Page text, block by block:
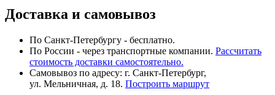
Доставка и самовывоз
По Санкт-Петербургу - бесплатно.
По России - через транспортные компании. Рассчитать
стоимость доставки самостоятельно.
Самовывоз по адресу: г. Санкт-Петербург,
ул. Мельничная, д. 18. Построить маршрут